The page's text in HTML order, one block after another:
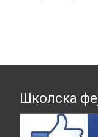
Школска